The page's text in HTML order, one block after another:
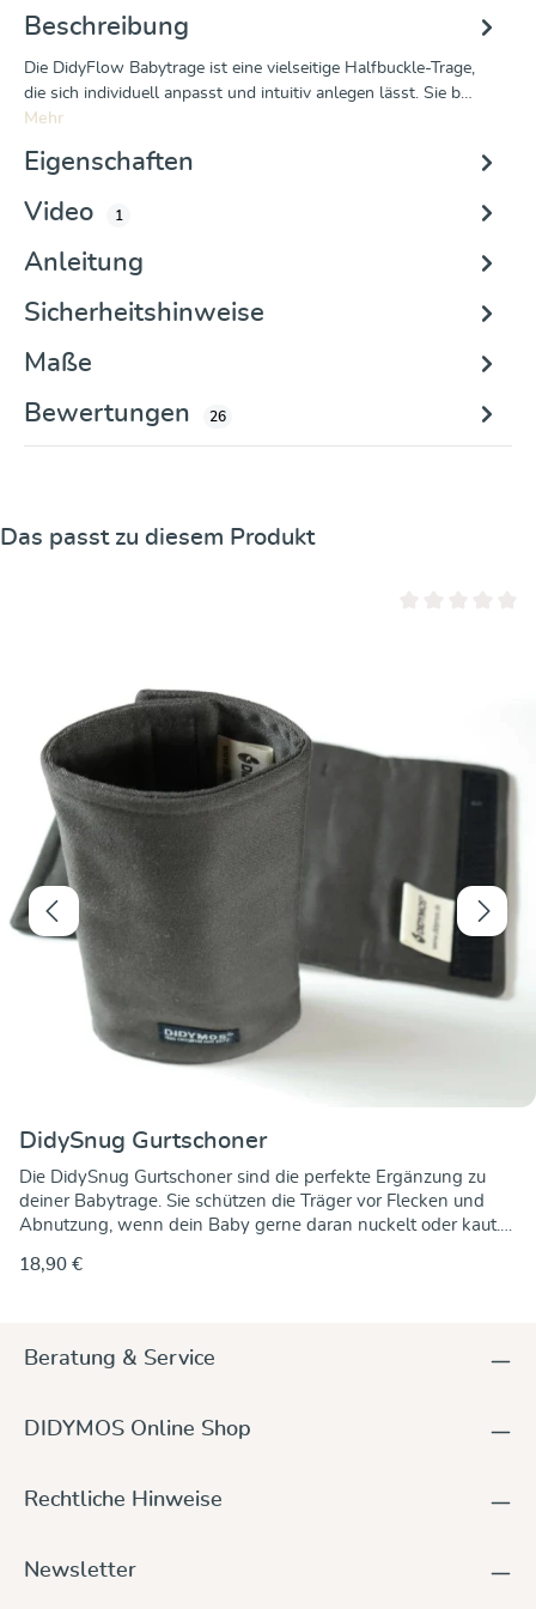
Beschreibung
Die DidyFlow Babytrage ist eine vielseitige Halfbuckle-Trage,
die sich individuell anpasst und intuitiv anlegen lässt. Sie b…
Mehr
Eigenschaften
Video
1
Anleitung
Sicherheitshinweise
Maße
Bewertungen
26
Produktgalerie überspringen
Das passt zu diesem Produkt
DidySnug Gurtschoner
Die DidySnug Gurtschoner sind die perfekte Ergänzung zu
deiner Babytrage. Sie schützen die Träger vor Flecken und
Abnutzung, wenn dein Baby gerne daran nuckelt oder kaut.
Baumwolle, fühlen sie sich angenehm weich an und sind
Gurtschoner gibt es in verschiedenen unifarbenen Varianten,
Maße:Länge: 16 cmBreite: 10 cm
18,90 €
Beratung & Service
DIDYMOS Online Shop
Rechtliche Hinweise
Newsletter